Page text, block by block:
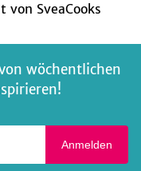
von SveaCooks
wöchentlichen
Anmelden